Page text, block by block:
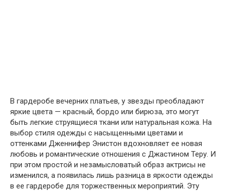
В гардеробе вечерних платьев, у звезды преобладают
яркие цвета — красный, бордо или бирюза, это могут
быть легкие струящиеся ткани или натуральная кожа. На
выбор стиля одежды с насыщенными цветами и
оттенками Дженнифер Энистон вдохновляет ее новая
любовь и романтические отношения с Джастином Теру. И
при этом простой и незамысловатый образ актрисы не
изменился, а появилась лишь разница в яркости одежды
в ее гардеробе для торжественных мероприятий. Эту